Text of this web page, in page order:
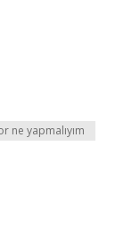
ne yapmalıyım